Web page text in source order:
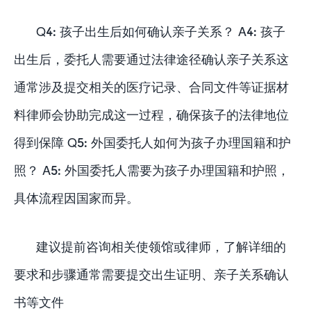
Q4: 孩子出生后如何确认亲子关系？ A4: 孩子
出生后，委托人需要通过法律途径确认亲子关系这
通常涉及提交相关的医疗记录、合同文件等证据材
料律师会协助完成这一过程，确保孩子的法律地位
得到保障 Q5: 外国委托人如何为孩子办理国籍和护
照？ A5: 外国委托人需要为孩子办理国籍和护照，
具体流程因国家而异。
建议提前咨询相关使领馆或律师，了解详细的
要求和步骤通常需要提交出生证明、亲子关系确认
书等文件